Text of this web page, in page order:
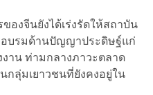
องจีนยังได้เร่งรัดให้สถาบัน
บรมด้านปัญญาประดิษฐ์แก่
าน ท่ามกลางภาวะตลาด
กลุ่มเยาวชนที่ยังคงอยู่ใน